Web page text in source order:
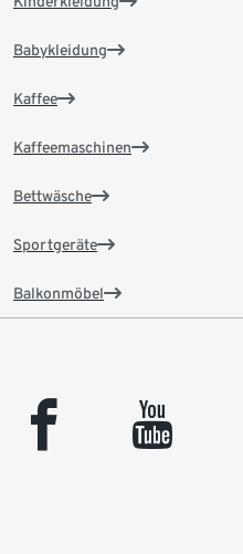
Babykleidung
Kaffee
Kaffeemaschinen
Bettwäsche
Sportgeräte
Balkonmöbel
facebook youtube